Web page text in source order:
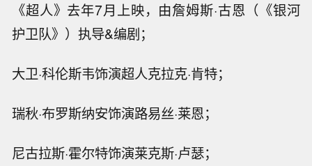
《超人》去年7月上映，由詹姆斯·古恩（《银河
护卫队》）执导&编剧；
大卫·科伦斯韦饰演超人克拉克·肯特；
瑞秋·布罗斯纳安饰演路易丝·莱恩；
尼古拉斯·霍尔特饰演莱克斯·卢瑟；